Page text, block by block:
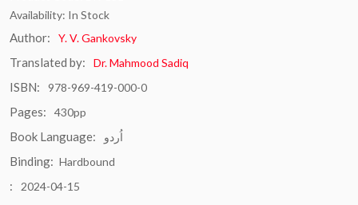
Availability: In Stock
Author: Y. V. Gankovsky
Translated by: Dr. Mahmood Sadiq
ISBN: 978-969-419-000-0
Pages: 430pp
Book Language: اُردو
Binding: Hardbound
: 2024-04-15